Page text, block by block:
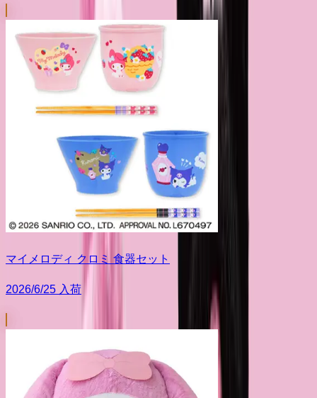
マイメロディ クロミ 食器セット
2026/6/25 入荷